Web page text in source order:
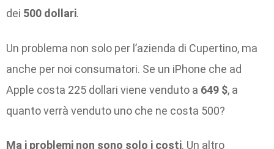
dei 500 dollari.
Un problema non solo per l’azienda di Cupertino, ma
anche per noi consumatori. Se un iPhone che ad
Apple costa 225 dollari viene venduto a 649 $, a
quanto verrà venduto uno che ne costa 500?
Ma i problemi non sono solo i costi. Un altro